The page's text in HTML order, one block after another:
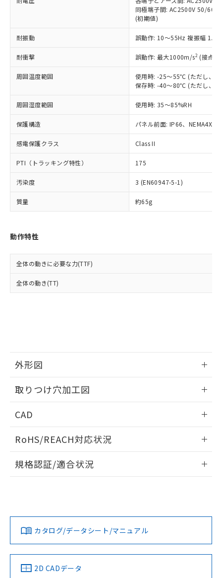
同極端子間: AC2500V 50/
(初期値)
耐振動 誤動作: 10～55Hz 複振幅
耐衝撃 誤動作: 最大1000m/s2 (接点
周囲温度範囲
使用時: -25～55℃ (ただし、氷
保存時: -40～80℃ (ただし、氷
周囲湿度範囲 使用時: 35～85%RH
保護構造 パネル前面: IP66、NEMA4X,
感電保護クラス Class II
PTI（トラッキング特性） 175
汚染度 3 (EN60947-5-1)
質量 約65g
動作特性
全体の動きに必要な力(TTF)
全体の動き(TT)
外形図
取りつけ穴加工図
CAD
ドすることができます。
ログイン/会員登録
ダウンロードデータをご利用いただく前に、以下を必ずお読
みください。
ソフトウェアの使用条件
RoHS/REACH対応状況
EU RoHS 注意事項・凡例
対応済み
中国 RoHS 注意事項・凡例
規格認証/適合状況
LR型式承認
（イギリス
船舶規格）
DNV型式承認
（ノルウェー
BV型式承認
（フランス
KR型式
（韓国
カタログ/データシート/マニュアル
2D CADデータ
在庫状況および標準価格照会結果は、
記載している更新日時点での社内デー
タに基づき作成されるものであり、閲
覧された時点での実際の在庫および標
準価格とは異なる場合があることをご
正式な納期状況および標準価格はお客
様のお取引先、またはお客様担当のオ
ムロン制御機器販売店・当社販売員に
オムロン制御機器販売店や当社販売拠
販売ネットワーク
」をご確認
在庫状況および標準価格結果を当社の
事前の承諾なく第三者に漏洩または開
示しないようお願いします。
マイパーツ機能（部品リスト作成サー
ビス）をご利用いただくには、I-Web
メンバーズにご登録されている必要が
引・商談に必要な範囲で利用すること
をご了承ください。
※当社の共同利用者とは、
の共同利用に関して"
の「1.共同利
むを得ず変更することがあります。
六価クロム(Cr(Ⅵ)) 1000ppm以下、ポリ臭化ビフェニル
類(PBB) 1000ppm以下、ポリ臭化ジフェニルエーテル類
(PBDE) 1000ppm以下、フタル酸ビス(2-エチルヘキシ
ル) (DEHP)(別名：DOP) 1000ppm以下、フタル酸ブチ
ルベンジル（BBP） 1000ppm以下、フタル酸ジブチル
（DBP） 1000ppm以下、フタル酸ジイソブチル
適用除外項目は除く。
フタル酸エステル類の４物質については閾値を超える意
図的な使用がないことを確認しています。
部品在庫の切り替え状況などにより、予定
月が前後することがあります。
とができます。
51物質の非含有証明書（当社基準）
欄に対応日を記載しておりました。
既に当社にて対応品への在庫切替を完了
していることから、特段のことがない限
り、2022年1月12日より割愛しておりま
す。
「－」：未確認です。当社販売部門へお問
*中国RoHS10物質の基準値 (GB/T26572)：
Pb(鉛) :1000ppm、 Hg(水銀) : 1000ppm、 Cd(カドミウ
Cr(Ⅵ)(六価クロム) : 1000ppm、 PBBs(ポリ臭化ビフェ
DBP(フタル酸ジブチル) : 1000ppm、 DIBP(フタル酸ジ
イソブチル) : 1000ppm、 BBP(フタル酸ブチルベンジ
DEHP(フタル酸ビス(2-エチルヘキシル)) : 1000ppm
※2 環境保護使用期限
「ｅ」：有害物質（10物質）のすべてが基
準値以下であることを示します。
「10」：通常の使用状況下において有害物
質が外部に漏えいし、環境に深刻な影響を
及ぼさない年数を意味します。
「－」：未確認です。当社販売部門へお問
い合わせください。
為替および外国貿易法に定める商品
（以下｢規制貨物等」という）を輸出
または国外への提供する場合は、日本
国政府の輸出許可(または役務取引許
可)を取得するなどの必要な手続きを
当社は規制貨物を破棄する場合は、完
全に破砕するなど、違法に輸出されな
いよう必要な手段を講じます。
当社は貴社製品を、核兵器、ミサイ
ル、化学兵器、生物兵器またはその他
武器並びにこれらの製造装置等に一切
当社は、貴社製品を第三者に販売する
場合は、上記1、2および3の内容を当
該第三者に通知します。また当社は、
販売先および販売に係わる関係者が違
法に輸出するおそれがある場合は、取
り引きをいたしません。
一定数以上の在庫あり
一定数には満たないが在庫あり
在庫なし(最新の在庫状況につ
いては、お客様のお取引先、ま
たはお客様担当のオムロン制御
機器販売店・当社販売員にご確
受注生産機種、また在庫状況の
情報を公開していない機種